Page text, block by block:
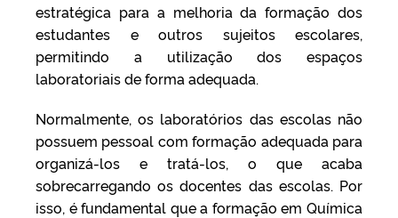
estratégica para a melhoria da formação dos
estudantes e outros sujeitos escolares,
permitindo a utilização dos espaços
laboratoriais de forma adequada.
Normalmente, os laboratórios das escolas não
possuem pessoal com formação adequada para
organizá-los e tratá-los, o que acaba
sobrecarregando os docentes das escolas. Por
isso, é fundamental que a formação em Química